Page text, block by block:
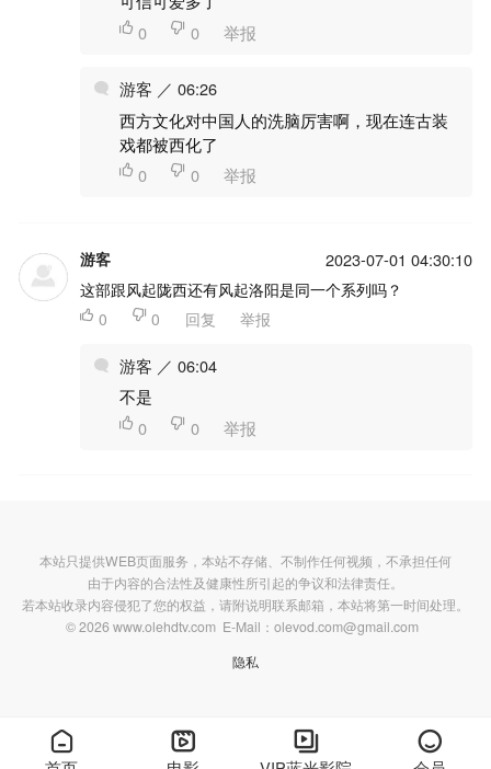
 0  0 举报
游客 ／ 06:26
西方文化对中国人的洗脑厉害啊，现在连古装
戏都被西化了
 0  0 举报
游客 2023-07-01 04:30:10
这部跟风起陇西还有风起洛阳是同一个系列吗？
 0  0 回复 举报
游客 ／ 06:04
不是
 0  0 举报
本站只提供WEB页面服务，本站不存储、不制作任何视频，不承担任何
由于内容的合法性及健康性所引起的争议和法律责任。
若本站收录内容侵犯了您的权益，请附说明联系邮箱，本站将第一时间处理。
© 2026 www.olehdtv.com E-Mail：olevod.com@gmail.com
隐私
   